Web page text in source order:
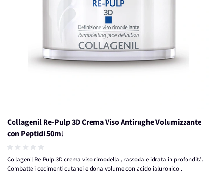
Collagenil Re-Pulp 3D Crema Viso Antirughe Volumizzante
con Peptidi 50ml
Collagenil Re-Pulp 3D crema viso rimodella , rassoda e idrata in profondità.
Combatte i cedimenti cutanei e dona volume con acido ialuronico .